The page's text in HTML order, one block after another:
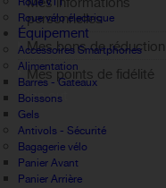
Roue vélo électrique
Équipement
Accessoires Smartphones
Alimentation
Barres - Gateaux
Boissons
Gels
Antivols - Sécurité
Bagagerie vélo
Panier Avant
Panier Arrière
personnelles
Mes bons de réduction
Mes points de fidélité
Sign out